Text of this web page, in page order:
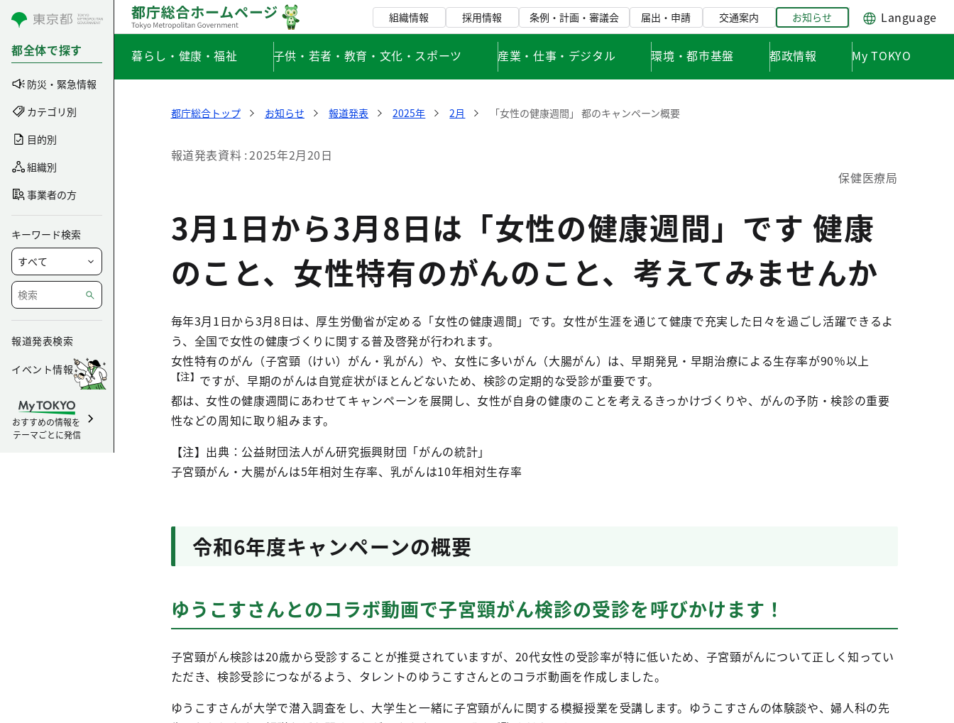
コンテンツにスキップ
都全体で探す
防災・緊急情報
カテゴリ別
目的別
組織別
事業者の方
キーワード検索
報道発表検索
イベント情報
おすすめの情報を
テーマごとに発信
組織情報 採用情報 条例・計画・審議会 届出・申請 交通案内 お知らせ Language
暮らし・健康・福祉 子供・若者・教育・文化・スポーツ 産業・仕事・デジタル 環境・都市基盤 都政情報 My TOKYO
都庁総合トップ お知らせ 報道発表 2025年 2月 「女性の健康週間」 都のキャンペーン概要
報道発表資料 2025年2月20日
保健医療局
3月1日から3月8日は「女性の健康週間」です 健康
のこと、女性特有のがんのこと、考えてみませんか
毎年3月1日から3月8日は、厚生労働省が定める「女性の健康週間」です。女性が生涯を通じて健康で充実した日々を過ごし活躍できるよ
う、全国で女性の健康づくりに関する普及啓発が行われます。
女性特有のがん（子宮頸（けい）がん・乳がん）や、女性に多いがん（大腸がん）は、早期発見・早期治療による生存率が90％以上
【注】 ですが、早期のがんは自覚症状がほとんどないため、検診の定期的な受診が重要です。
都は、女性の健康週間にあわせてキャンペーンを展開し、女性が自身の健康のことを考えるきっかけづくりや、がんの予防・検診の重要
性などの周知に取り組みます。
【注】出典：公益財団法人がん研究振興財団「がんの統計」
子宮頸がん・大腸がんは5年相対生存率、乳がんは10年相対生存率
令和6年度キャンペーンの概要
ゆうこすさんとのコラボ動画で子宮頸がん検診の受診を呼びかけます！
子宮頸がん検診は20歳から受診することが推奨されていますが、20代女性の受診率が特に低いため、子宮頸がんについて正しく知ってい
ただき、検診受診につながるよう、タレントのゆうこすさんとのコラボ動画を作成しました。
ゆうこすさんが大学で潜入調査をし、大学生と一緒に子宮頸がんに関する模擬授業を受講します。ゆうこすさんの体験談や、婦人科の先